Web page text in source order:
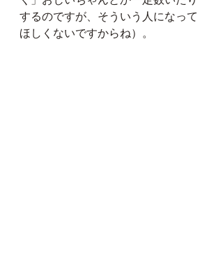
するのですが、そういう人になって
ほしくないですからね）。